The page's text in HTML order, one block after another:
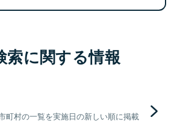
索に関する情報
町村の一覧を実施日の新しい順に掲載